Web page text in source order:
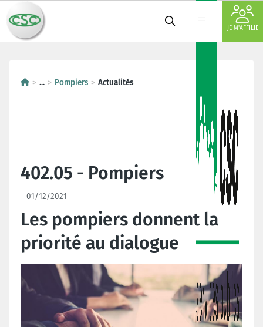
JE M'AFFILIE
... Pompiers Actualités
402.05 - Pompiers
01/12/2021
Les pompiers donnent la
priorité au dialogue